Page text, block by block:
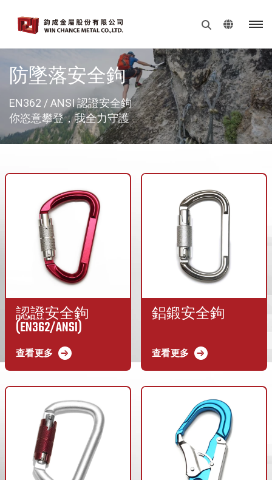
防墜落安全鉤
EN362 / ANSI 認證安全鉤
你恣意攀登，我全力守護
認證安全鉤
(EN362/ANSI)
查看更多
鋁鍛安全鉤
查看更多